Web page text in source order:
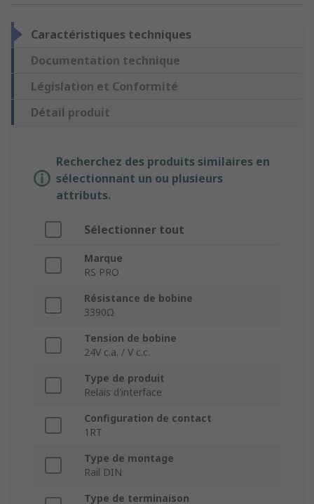
Caractéristiques techniques
Documentation technique
Législation et Conformité
Détail produit
Recherchez des produits similaires en
sélectionnant un ou plusieurs
attributs.
Sélectionner tout
Marque
RS PRO
Résistance de bobine
3390Ω
Tension de bobine
24V c.a. / V c.c.
Type de produit
Relais d'interface
Configuration de contact
1RT
Type de montage
Rail DIN
Type de terminaison